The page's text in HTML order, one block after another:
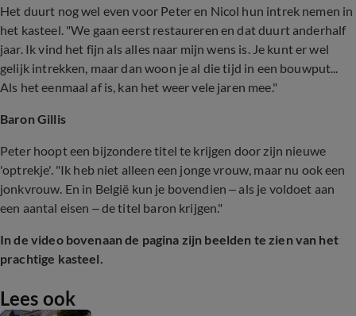
Het duurt nog wel even voor Peter en Nicol hun intrek nemen in
het kasteel. "We gaan eerst restaureren en dat duurt anderhalf
jaar. Ik vind het fijn als alles naar mijn wens is. Je kunt er wel
gelijk intrekken, maar dan woon je al die tijd in een bouwput...
Als het eenmaal af is, kan het weer vele jaren mee."
Baron Gillis
Peter hoopt een bijzondere titel te krijgen door zijn nieuwe
'optrekje'. "Ik heb niet alleen een jonge vrouw, maar nu ook een
jonkvrouw. En in België kun je bovendien – als je voldoet aan
een aantal eisen – de titel baron krijgen."
In de video bovenaan de pagina zijn beelden te zien van het
prachtige kasteel.
Lees ook